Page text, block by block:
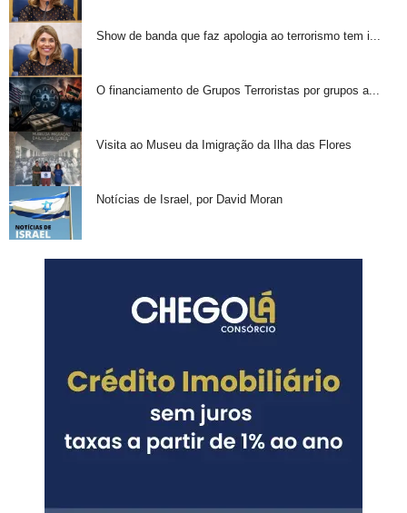
Show de banda que faz apologia ao terrorismo tem i...
O financiamento de Grupos Terroristas por grupos a...
Visita ao Museu da Imigração da Ilha das Flores
Notícias de Israel, por David Moran